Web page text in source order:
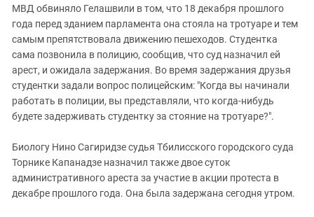
МВД обвиняло Гелашвили в том, что 18 декабря прошлого
года перед зданием парламента она стояла на тротуаре и тем
самым препятствовала движению пешеходов. Студентка
сама позвонила в полицию, сообщив, что суд назначил ей
арест, и ожидала задержания. Во время задержания друзья
студентки задали вопрос полицейским: "Когда вы начинали
работать в полиции, вы представляли, что когда-нибудь
будете задерживать студентку за стояние на тротуаре?".
Биологу Нино Сагиридзе судья Тбилисского городского суда
Торнике Капанадзе назначил также двое суток
административного ареста за участие в акции протеста в
декабре прошлого года. Она была задержана сегодня утром.